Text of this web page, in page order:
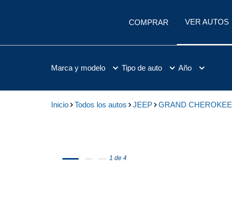
COMPRAR VER AUTOS
Marca y modelo Tipo de auto Año
Inicio Todos los autos JEEP GRAND CHEROKEE
1 de 4